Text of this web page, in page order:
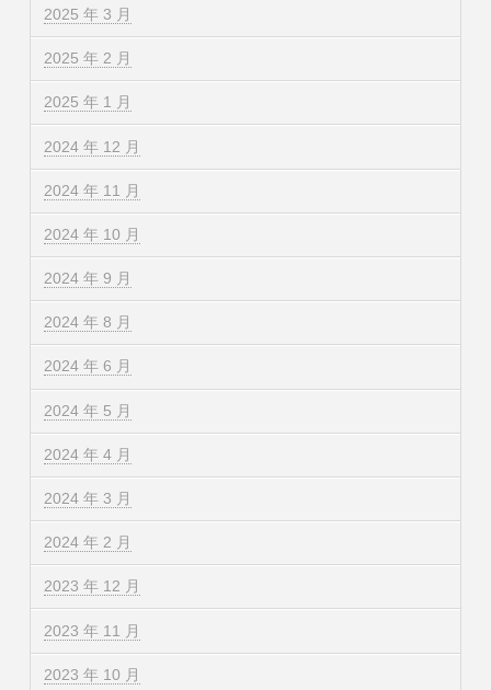
2025 年 3 月
2025 年 2 月
2025 年 1 月
2024 年 12 月
2024 年 11 月
2024 年 10 月
2024 年 9 月
2024 年 8 月
2024 年 6 月
2024 年 5 月
2024 年 4 月
2024 年 3 月
2024 年 2 月
2023 年 12 月
2023 年 11 月
2023 年 10 月